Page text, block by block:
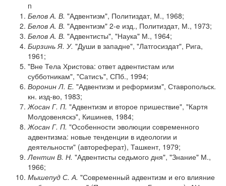
n
Белов А. В. "Адвентизм", Политиздат, М., 1968;
Белов А. В. "Адвентизм" 2-е изд., Политиздат, М., 1973;
Белов А. В. "Адвентисты", "Наука" М., 1964;
Бирзинь Я. У. "Души в западне", "Латгосиздат", Рига,
1961;
"Вне Тела Христова: ответ адвентистам или
субботникам", "Сатисъ", СПб., 1994;
Воронин Л. Е. "Адвентизм и реформизм", Ставропольск.
кн. изд-во, 1983;
Жосан Г. П. "Адвентизм и второе пришествие", "Картя
Молдовеняскэ", Кишинев, 1984;
Жосан Г. П. "Особенности эволюции современного
адвентизма: новые тенденции в идеологии и
деятельности" (автореферат), Ташкент, 1979;
Лентин В. Н. "Адвентисты седьмого дня", "Знание" М.,
1966;
Мышепуд С. А. "Современный адвентизм и его влияние